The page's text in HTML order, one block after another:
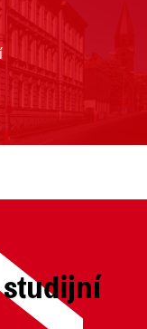
studijní